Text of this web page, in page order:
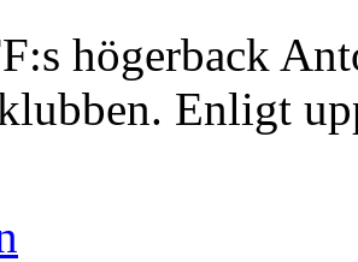
högerback
Enligt